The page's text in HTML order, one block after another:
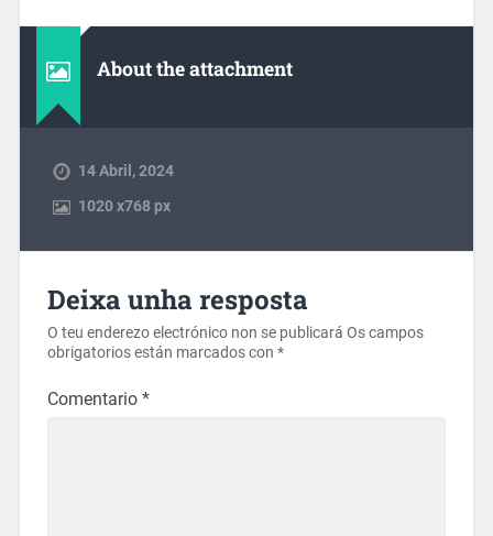
About the attachment
14 Abril, 2024
1020x768 px
Deixa unha resposta
O teu enderezo electrónico non se publicará Os campos
obrigatorios están marcados con *
Comentario *